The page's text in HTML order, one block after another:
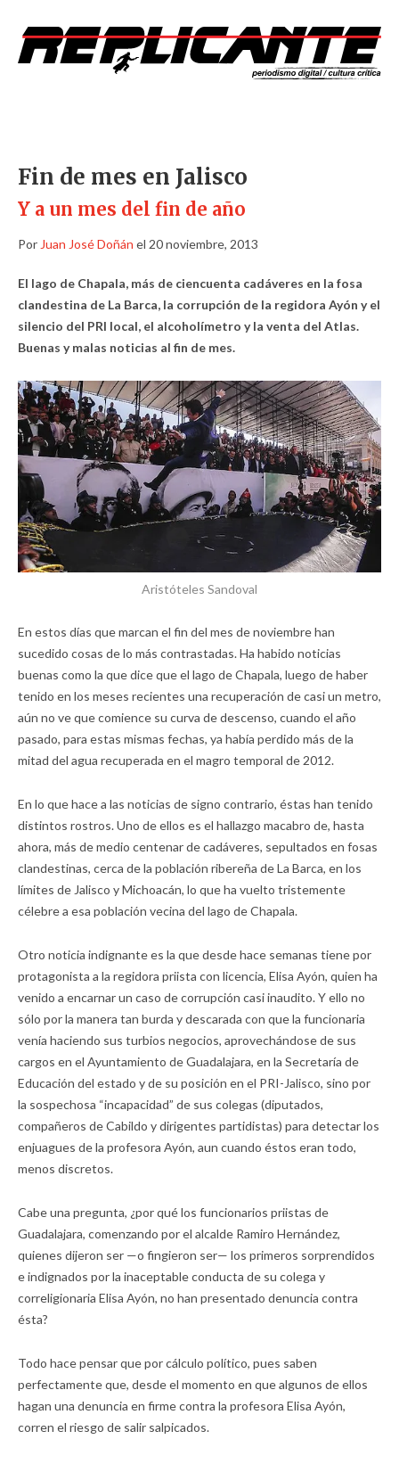
Fin de mes en Jalisco
Y a un mes del fin de año
Por Juan José Doñán el 20 noviembre, 2013
El lago de Chapala, más de ciencuenta cadáveres en la fosa
clandestina de La Barca, la corrupción de la regidora Ayón y el
silencio del PRI local, el alcoholímetro y la venta del Atlas.
Buenas y malas noticias al fin de mes.
Aristóteles Sandoval
En estos días que marcan el fin del mes de noviembre han
sucedido cosas de lo más contrastadas. Ha habido noticias
buenas como la que dice que el lago de Chapala, luego de haber
tenido en los meses recientes una recuperación de casi un metro,
aún no ve que comience su curva de descenso, cuando el año
pasado, para estas mismas fechas, ya había perdido más de la
mitad del agua recuperada en el magro temporal de 2012.
En lo que hace a las noticias de signo contrario, éstas han tenido
distintos rostros. Uno de ellos es el hallazgo macabro de, hasta
ahora, más de medio centenar de cadáveres, sepultados en fosas
clandestinas, cerca de la población ribereña de La Barca, en los
límites de Jalisco y Michoacán, lo que ha vuelto tristemente
célebre a esa población vecina del lago de Chapala.
Otro noticia indignante es la que desde hace semanas tiene por
protagonista a la regidora priista con licencia, Elisa Ayón, quien ha
venido a encarnar un caso de corrupción casi inaudito. Y ello no
sólo por la manera tan burda y descarada con que la funcionaria
venía haciendo sus turbios negocios, aprovechándose de sus
cargos en el Ayuntamiento de Guadalajara, en la Secretaría de
Educación del estado y de su posición en el PRI-Jalisco, sino por
la sospechosa “incapacidad” de sus colegas (diputados,
compañeros de Cabildo y dirigentes partidistas) para detectar los
enjuagues de la profesora Ayón, aun cuando éstos eran todo,
menos discretos.
Cabe una pregunta, ¿por qué los funcionarios priistas de
Guadalajara, comenzando por el alcalde Ramiro Hernández,
quienes dijeron ser —o fingieron ser— los primeros sorprendidos
e indignados por la inaceptable conducta de su colega y
correligionaria Elisa Ayón, no han presentado denuncia contra
ésta?
Todo hace pensar que por cálculo político, pues saben
perfectamente que, desde el momento en que algunos de ellos
hagan una denuncia en firme contra la profesora Elisa Ayón,
corren el riesgo de salir salpicados.